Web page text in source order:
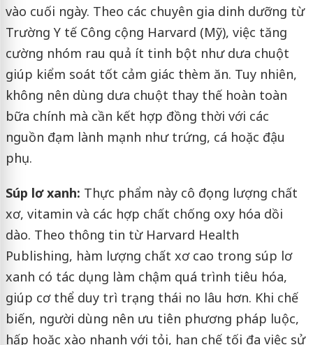
vào cuối ngày. Theo các chuyên gia dinh dưỡng từ
Trường Y tế Công cộng Harvard (Mỹ), việc tăng
cường nhóm rau quả ít tinh bột như dưa chuột
giúp kiểm soát tốt cảm giác thèm ăn. Tuy nhiên,
không nên dùng dưa chuột thay thế hoàn toàn
bữa chính mà cần kết hợp đồng thời với các
nguồn đạm lành mạnh như trứng, cá hoặc đậu
phụ.
Súp lơ xanh: Thực phẩm này cô đọng lượng chất
xơ, vitamin và các hợp chất chống oxy hóa dồi
dào. Theo thông tin từ Harvard Health
Publishing, hàm lượng chất xơ cao trong súp lơ
xanh có tác dụng làm chậm quá trình tiêu hóa,
giúp cơ thể duy trì trạng thái no lâu hơn. Khi chế
biến, người dùng nên ưu tiên phương pháp luộc,
hấp hoặc xào nhanh với tỏi, hạn chế tối đa việc sử